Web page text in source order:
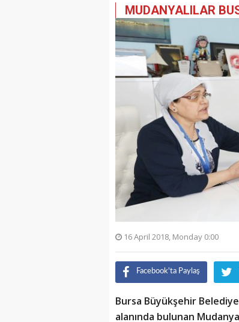
MUDANYALILAR
16 April 2018, Monday 0:00
Facebook'ta Paylaş
Bursa Büyükşehir
alanında bulunan